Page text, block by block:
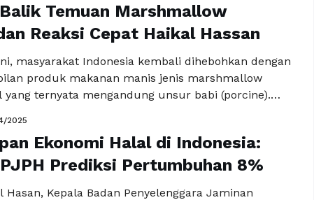
Temuan Marshmallow
Reaksi Cepat Haikal Hassan
masyarakat Indonesia kembali dihebohkan dengan
produk makanan manis jenis marshmallow
yang ternyata mengandung unsur babi (porcine).
lembaga sertifikasi halal serta tokoh publik
Hassan yang selama ini dikenal konsisten
isu penting umat Islam. Namun, penting bagi …
2025
Ekonomi Halal di Indonesia:
Prediksi Pertumbuhan 8%
Hasan, Kepala Badan Penyelenggara Jaminan